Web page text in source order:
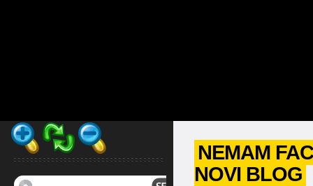
NEMAM
NOVI BLOG